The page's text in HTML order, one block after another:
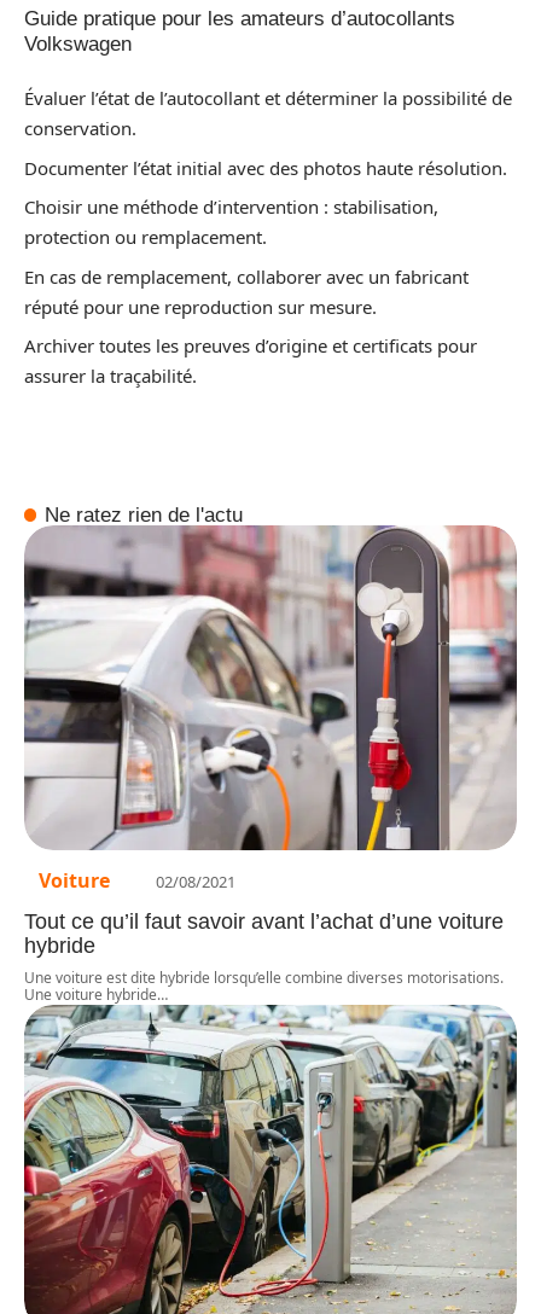
Guide pratique pour les amateurs d’autocollants
Volkswagen
Évaluer l’état de l’autocollant et déterminer la possibilité de
conservation.
Documenter l’état initial avec des photos haute résolution.
Choisir une méthode d’intervention : stabilisation,
protection ou remplacement.
En cas de remplacement, collaborer avec un fabricant
réputé pour une reproduction sur mesure.
Archiver toutes les preuves d’origine et certificats pour
assurer la traçabilité.
Ne ratez rien de l'actu
Voiture 02/08/2021
Tout ce qu’il faut savoir avant l’achat d’une voiture
hybride
Une voiture est dite hybride lorsqu’elle combine diverses motorisations.
Une voiture hybride…